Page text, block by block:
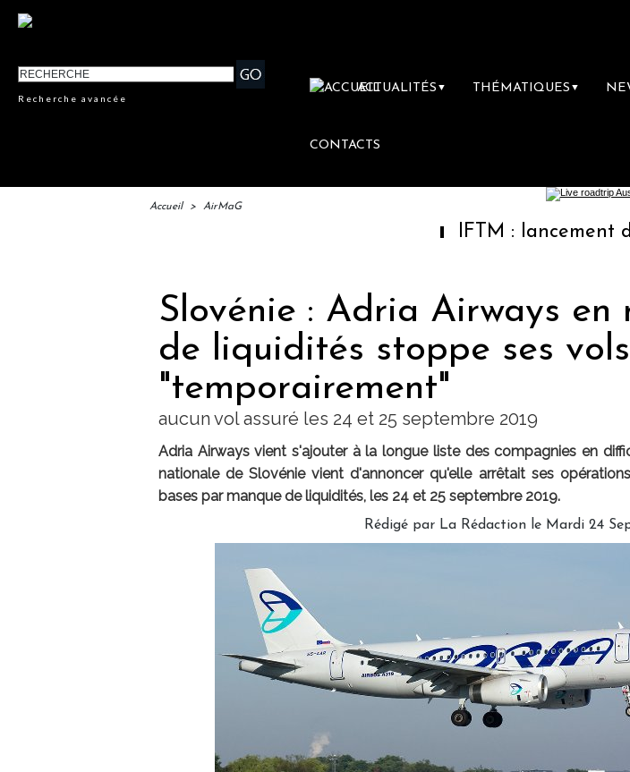
Recherche avancée
ACTUALITÉS ▼ THÉMATIQUES ▼
CONTACTS
Accueil > AirMaG
IFTM : lancement des
Slovénie : Adria Airways en
de liquidités stoppe ses vols
"temporairement"
aucun vol assuré les 24 et 25 septembre 2019
Adria Airways vient s'ajouter à la longue liste des compagnies en
nationale de Slovénie vient d'annoncer qu'elle arrêtait ses
bases par manque de liquidités, les 24 et 25 septembre 2019.
Rédigé par La Rédaction le Mardi 24